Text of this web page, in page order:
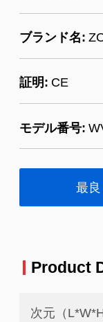
ブランド名:
証明: CE
モデル番号:
最
Product
次元（